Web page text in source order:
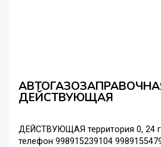
ДЕЙСТВУЮЩАЯ
ДЕЙСТВУЮЩАЯ территория 0, 24
телефон 998915239104